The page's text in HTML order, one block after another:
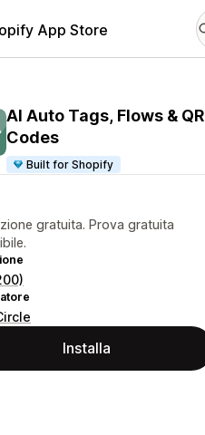
App Store
AI Auto Tags, Flows & QR
Codes
Built for Shopify
gratuita. Prova gratuita
Installa